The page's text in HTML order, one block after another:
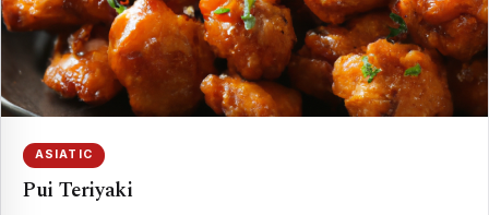
ASIATIC
Pui Teriyaki